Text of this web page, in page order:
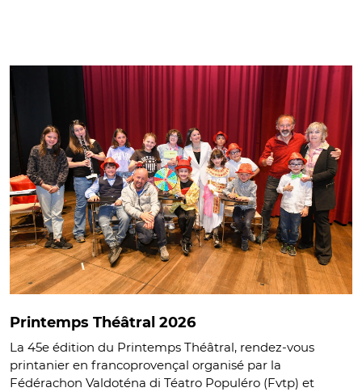
Printemps Théâtral 2026
La 45e édition du Printemps Théâtral, rendez-vous
printanier en francoprovençal organisé par la
Fédérachon Valdoténa di Téatro Populéro (Fvtp) et